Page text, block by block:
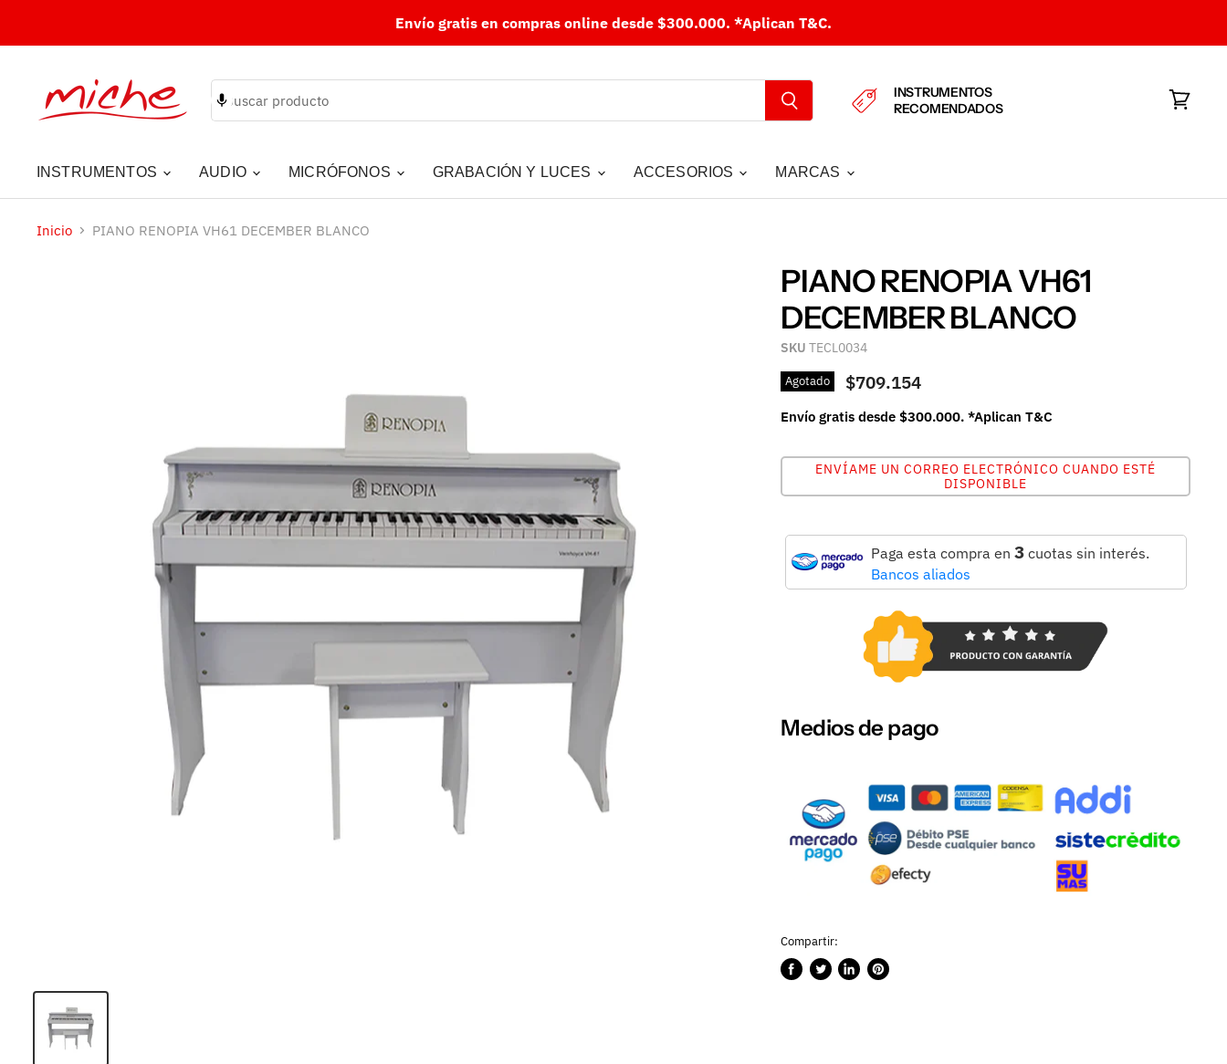
Envío gratis en compras online desde $300.000. *Aplican T&C.
INSTRUMENTOS
RECOMENDADOS
INSTRUMENTOS AUDIO MICRÓFONOS GRABACIÓN Y LUCES ACCESORIOS MARCAS
Inicio PIANO RENOPIA VH61 DECEMBER BLANCO
PIANO RENOPIA VH61
DECEMBER BLANCO
SKU TECL0034
Agotado $709.154
Envío gratis desde $300.000. *Aplican T&C
ENVÍAME UN CORREO ELECTRÓNICO CUANDO ESTÉ
DISPONIBLE
Paga esta compra en 3cuotas sin interés.
Bancos aliados
Medios de pago
Compartir:
CompartirPublicarCompartirGuardar